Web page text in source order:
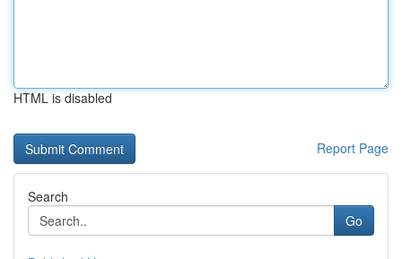
HTML is disabled
Report Page
Search
Go